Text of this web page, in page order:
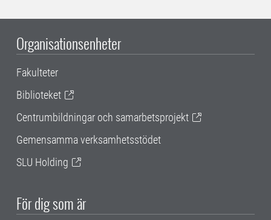
Organisationsenheter
Fakulteter
Biblioteket
Centrumbildningar och samarbetsprojekt
Gemensamma verksamhetsstödet
SLU Holding
För dig som är